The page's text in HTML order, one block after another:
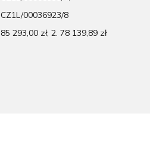
CZ1L/00036923/8
85 293,00 zł; 2. 78 139,89 zł